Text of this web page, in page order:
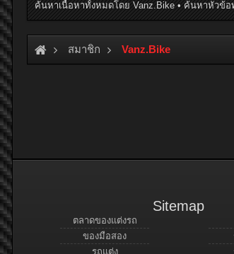
ค้นหาเนื้อหาทั้งหมดโดย Vanz.Bike ค้นหาหัวข้อ
สมาชิก Vanz.Bike
Sitemap
ตลาดของแต่งรถ
ของมือสอง
รถแต่ง